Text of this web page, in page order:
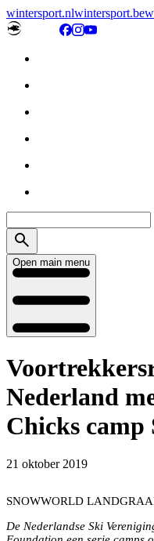
wintersport.nlwintersport.be
Open main menu
Nederland
Chicks camp
21 oktober 2019
Groepsfoto Adaptive
SNOWWORLD
De Nederlandse Ski